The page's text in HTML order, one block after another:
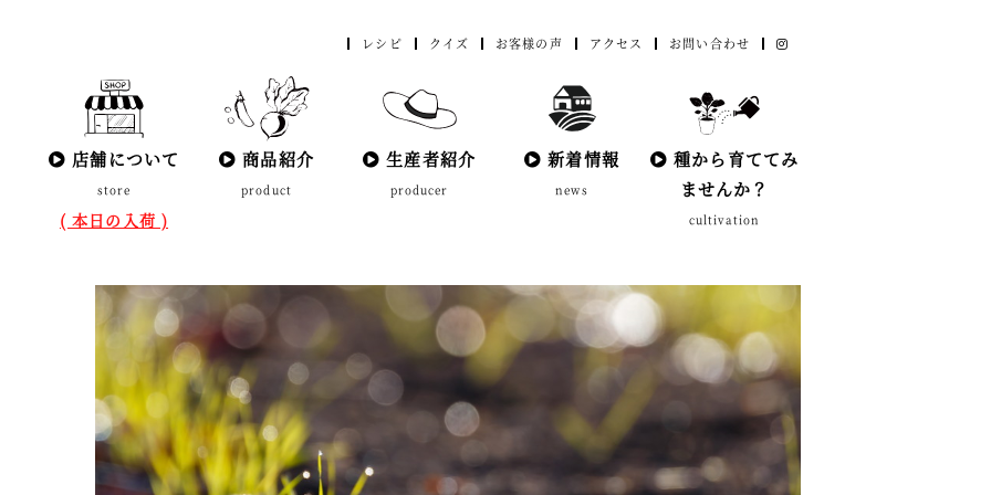
レシピ クイズ お客様の声 アクセス お問い合わせ
店舗について
store
( 本日の入荷 )
商品紹介
product
生産者紹介
producer
新着情報
news
種から育ててみ
ませんか？
cultivation